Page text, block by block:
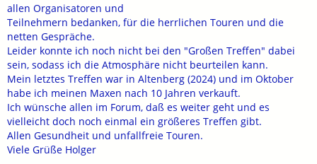
allen Organisatoren und
Teilnehmern bedanken, für die herrlichen Touren und die
netten Gespräche.
Leider konnte ich noch nicht bei den "Großen Treffen" dabei
sein, sodass ich die Atmosphäre nicht beurteilen kann.
Mein letztes Treffen war in Altenberg (2024) und im Oktober
habe ich meinen Maxen nach 10 Jahren verkauft.
Ich wünsche allen im Forum, daß es weiter geht und es
vielleicht doch noch einmal ein größeres Treffen gibt.
Allen Gesundheit und unfallfreie Touren.
Viele Grüße Holger